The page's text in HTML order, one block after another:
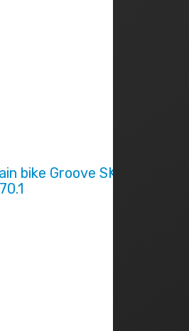
bike Groove SKA
70.1